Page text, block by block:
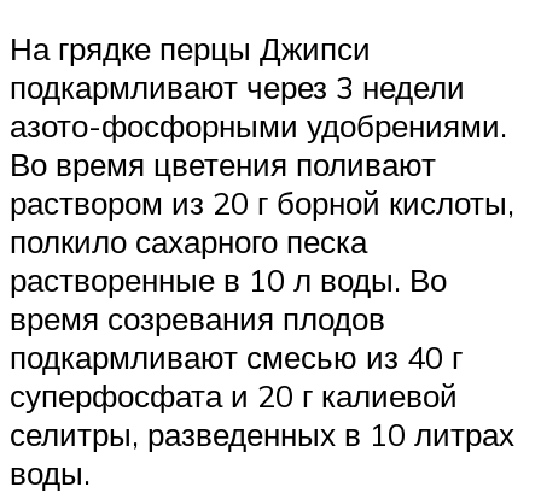
На грядке перцы Джипси
подкармливают через 3 недели
азото-фосфорными удобрениями.
Во время цветения поливают
раствором из 20 г борной кислоты,
полкило сахарного песка
растворенные в 10 л воды. Во
время созревания плодов
подкармливают смесью из 40 г
суперфосфата и 20 г калиевой
селитры, разведенных в 10 литрах
воды.